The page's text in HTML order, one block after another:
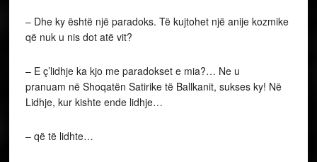
– Dhe ky është një paradoks. Të kujtohet një anije kozmike
që nuk u nis dot atë vit?
– E ç’lidhje ka kjo me paradokset e mia?… Ne u
pranuam në Shoqatën Satirike të Ballkanit, sukses ky! Në
Lidhje, kur kishte ende lidhje…
– që të lidhte…